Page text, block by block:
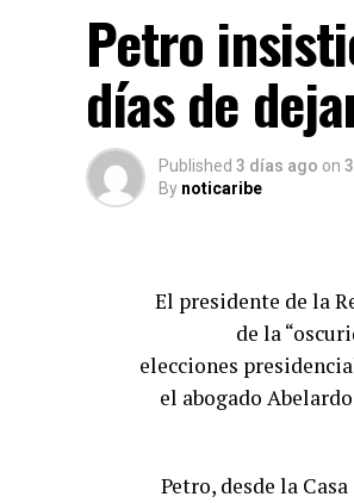
Petro
días de
Published 3 días ago on
By noticaribe
El presidente de la
de la
elecciones
el abogado
Petro, desde la